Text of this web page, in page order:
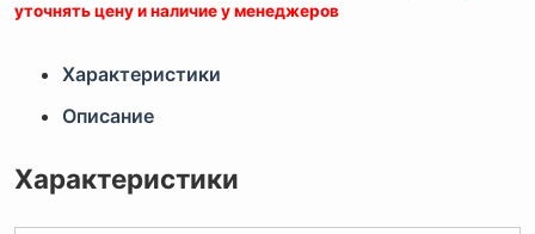
уточнять цену и наличие у менеджеров
Характеристики
Описание
Характеристики